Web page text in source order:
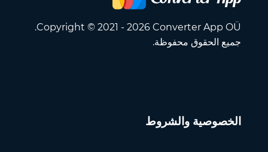
Copyright © 2021 - 2026 Converter App OÜ.
جميع الحقوق محفوظة.
الخصوصية والشروط